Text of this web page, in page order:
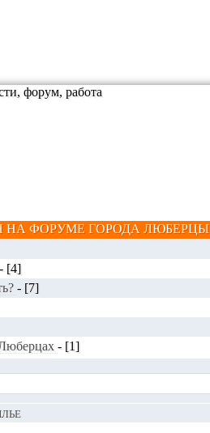
ФОРУМЕ ГОРОДА ЛЮБЕРЦЫ
- [4]
- [7]
- [1]